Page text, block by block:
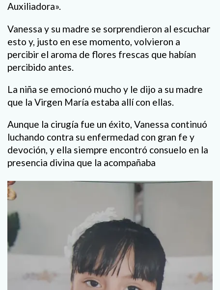
Auxiliadora».
Vanessa y su madre se sorprendieron al escuchar
esto y, justo en ese momento, volvieron a
percibir el aroma de flores frescas que habían
percibido antes.
La niña se emocionó mucho y le dijo a su madre
que la Virgen María estaba allí con ellas.
Aunque la cirugía fue un éxito, Vanessa continuó
luchando contra su enfermedad con gran fe y
devoción, y ella siempre encontró consuelo en la
presencia divina que la acompañaba